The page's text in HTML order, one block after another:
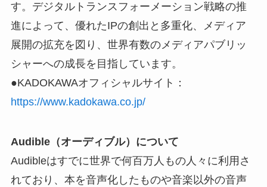
す。デジタルトランスフォーメーション戦略の推
進によって、優れたIPの創出と多重化、メディア
展開の拡充を図り、世界有数のメディアパブリッ
シャーへの成長を目指しています。
●KADOKAWAオフィシャルサイト：
https://www.kadokawa.co.jp/
Audible（オーディブル）について
Audibleはすでに世界で何百万人もの人々に利用さ
れており、本を音声化したものや音楽以外の音声